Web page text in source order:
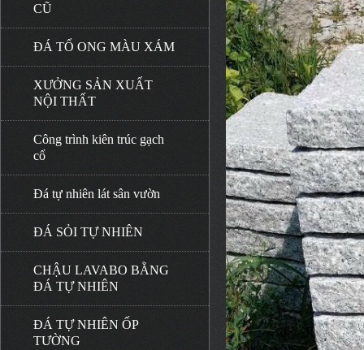
CŨ
ĐÁ TỔ ONG MÀU XÁM
XƯỞNG SẢN XUẤT
NỘI THẤT
Công trình kiên trúc gạch
cổ
Đá tự nhiên lát sân vườn
ĐÁ SỎI TỰ NHIÊN
CHẬU LAVABO BẰNG
ĐÁ TỰ NHIÊN
ĐÁ TỰ NHIÊN ỐP
TƯỜNG